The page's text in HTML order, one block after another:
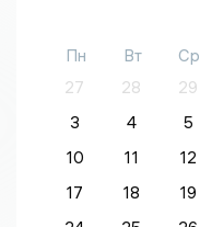
Пн Вт Ср
27
28 29
3
4 5
10
11 12
17
18 19